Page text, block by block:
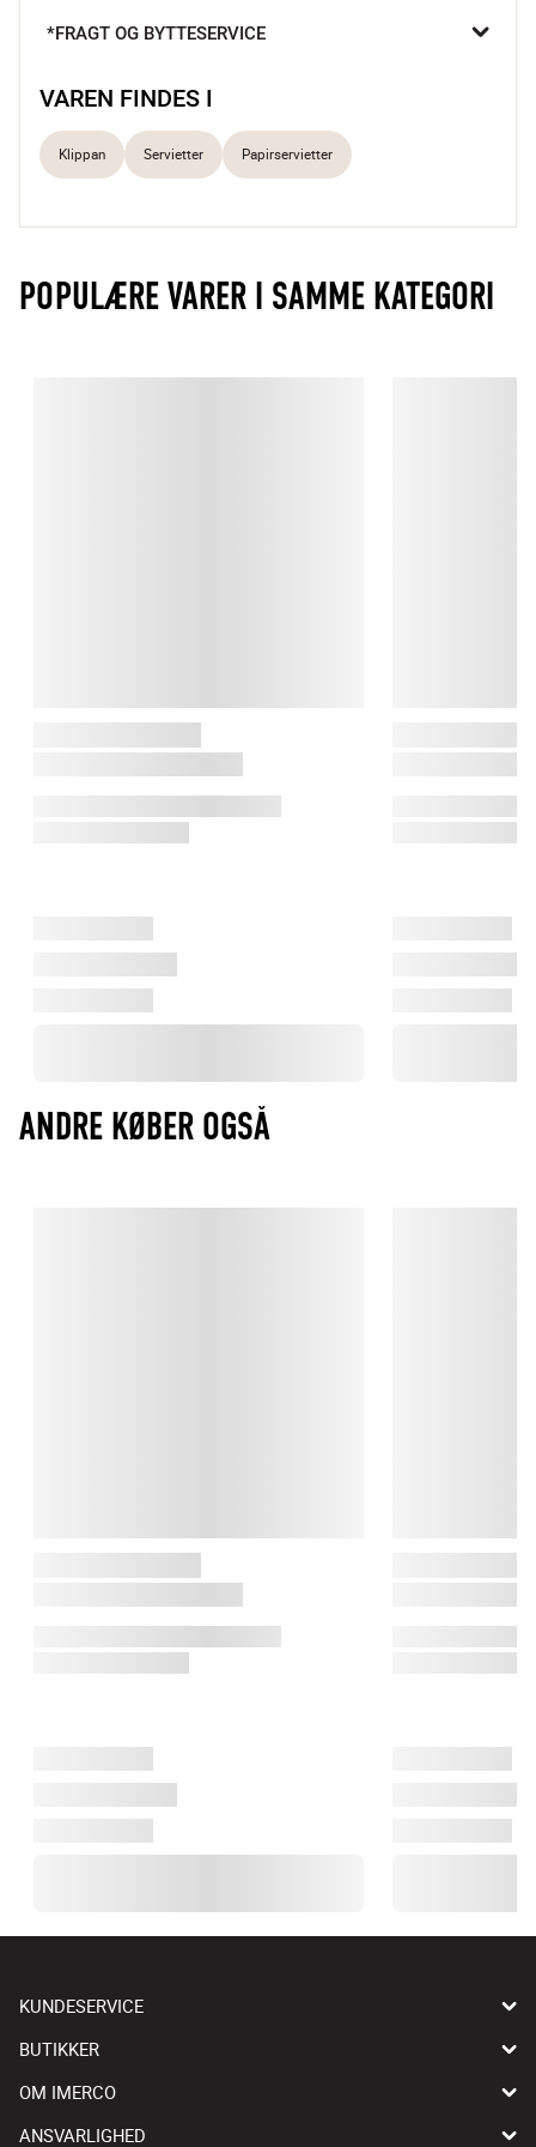
*FRAGT OG BYTTESERVICE
VAREN FINDES I
Klippan Servietter Papirservietter
POPULÆRE VARER I SAMME KATEGORI
ANDRE KØBER OGSÅ
KUNDESERVICE
BUTIKKER
OM IMERCO
ANSVARLIGHED